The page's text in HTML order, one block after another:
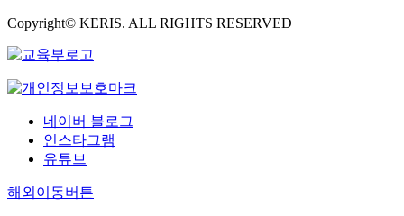
Copyright© KERIS. ALL RIGHTS RESERVED
네이버 블로그
인스타그램
유튜브
해외이동버튼